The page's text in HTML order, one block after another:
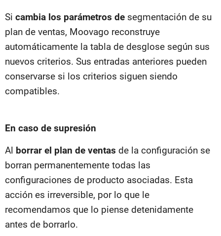
Si cambia los parámetros de segmentación de su
plan de ventas, Moovago reconstruye
automáticamente la tabla de desglose según sus
nuevos criterios. Sus entradas anteriores pueden
conservarse si los criterios siguen siendo
compatibles.
En caso de supresión
Al borrar el plan de ventas de la configuración se
borran permanentemente todas las
configuraciones de producto asociadas. Esta
acción es irreversible, por lo que le
recomendamos que lo piense detenidamente
antes de borrarlo.